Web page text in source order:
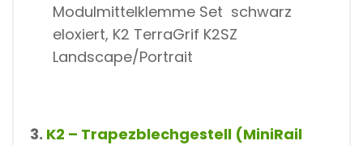
Modulmittelklemme Set schwarz
eloxiert, K2 TerraGrif K2SZ
Landscape/Portrait
3. K2 – Trapezblechgestell (MiniRail